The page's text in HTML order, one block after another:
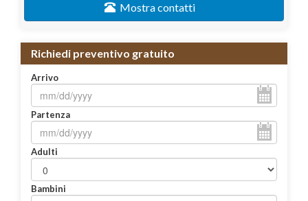
Mostra contatti
Richiedi preventivo gratuito
Arrivo
Partenza
Adulti
Bambini